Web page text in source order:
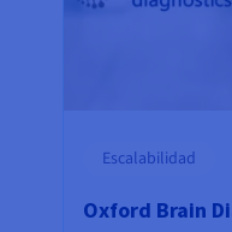
Escalabilidad
Oxford Brain